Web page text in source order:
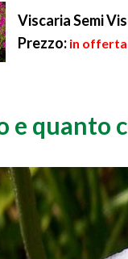
Viscaria Semi
Prezzo: in offerta
e quanto